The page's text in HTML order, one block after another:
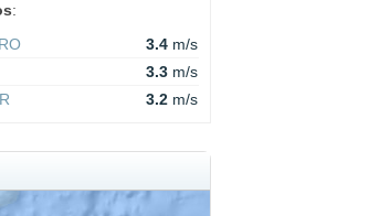
:
3.4 m/s
3.3 m/s
3.2 m/s